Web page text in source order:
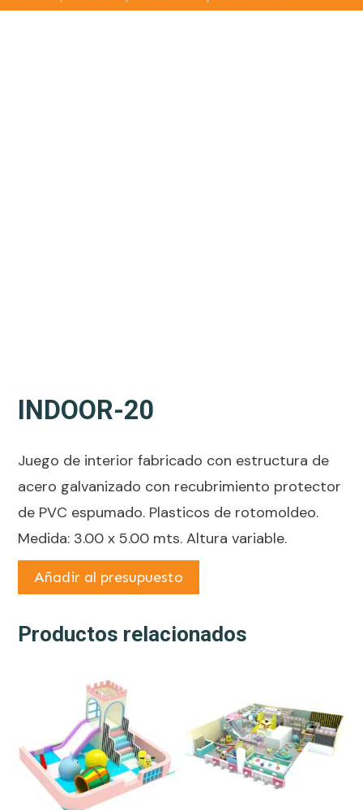
INDOOR-20
Juego de interior fabricado con estructura de
acero galvanizado con recubrimiento protector
de PVC espumado. Plasticos de rotomoldeo.
Medida: 3.00 x 5.00 mts. Altura variable.
Añadir al presupuesto
Productos relacionados